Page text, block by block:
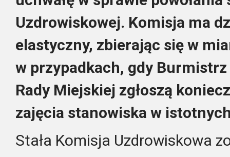
Uzdrowiskowej. Komisja ma
elastyczny, zbierając się w
w przypadkach, gdy
Rady Miejskiej zgłoszą
zajęcia stanowiska w
Stała Komisja Uzdrowiskowa